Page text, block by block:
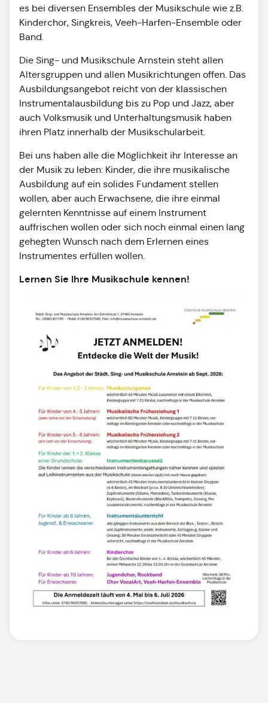
es bei diversen Ensembles der Musikschule wie z.B.
Kinderchor, Singkreis, Veeh-Harfen-Ensemble oder
Band.
Die Sing- und Musikschule Arnstein steht allen
Altersgruppen und allen Musikrichtungen offen. Das
Ausbildungsangebot reicht von der klassischen
Instrumentalausbildung bis zu Pop und Jazz, aber
auch Volksmusik und Unterhaltungsmusik haben
ihren Platz innerhalb der Musikschularbeit.
Bei uns haben alle die Möglichkeit ihr Interesse an
der Musik zu leben: Kinder, die ihre musikalische
Ausbildung auf ein solides Fundament stellen
wollen, aber auch Erwachsene, die ihre einmal
gelernten Kenntnisse auf einem Instrument
auffrischen wollen oder sich noch einmal einen lang
gehegten Wunsch nach dem Erlernen eines
Instrumentes erfüllen wollen.
Lernen Sie Ihre Musikschule kennen!